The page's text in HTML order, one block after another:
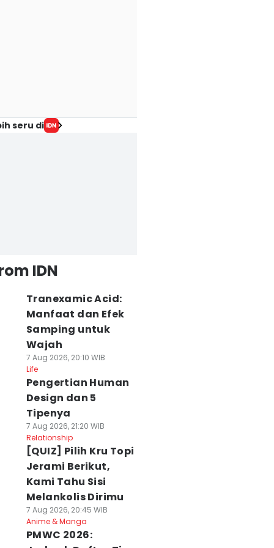
seru di
IDN
Tranexamic Acid:
Manfaat dan Efek
Samping untuk
Wajah
7 Aug 2026, 20:10 WIB
Life
Pengertian Human
Design dan 5
Tipenya
7 Aug 2026, 21:20 WIB
Relationship
[QUIZ] Pilih Kru Topi
Jerami Berikut,
Kami Tahu Sisi
Melankolis Dirimu
7 Aug 2026, 20:45 WIB
Anime & Manga
PMWC 2026: